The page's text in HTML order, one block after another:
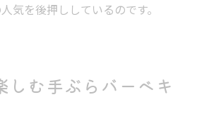
気を後押ししているのです。
しむ手ぶらバーベキ